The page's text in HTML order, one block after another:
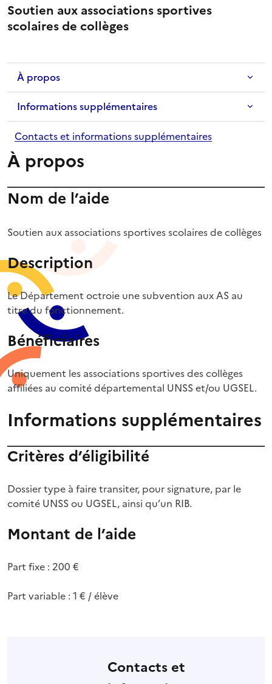
Soutien aux associations sportives
scolaires de collèges
À propos
Informations supplémentaires
Contacts et informations supplémentaires
À propos
Nom de l’aide
Soutien aux associations sportives scolaires de collèges
Description
Le Département octroie une subvention aux AS au
titre du fonctionnement.
Bénéficiaires
Uniquement les associations sportives des collèges
affiliées au comité départemental UNSS et/ou UGSEL.
Informations supplémentaires
Critères d’éligibilité
Dossier type à faire transiter, pour signature, par le
comité UNSS ou UGSEL, ainsi qu’un RIB.
Montant de l’aide
Part fixe : 200 €
Part variable : 1 € / élève
Contacts et